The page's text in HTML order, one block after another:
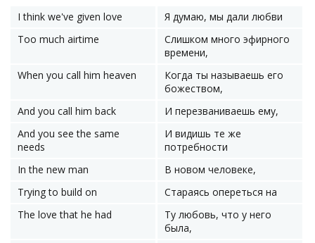
I think we've given love
Я думаю, мы дали любви
Too much airtime
Слишком много эфирного
времени,
When you call him heaven
Когда ты называешь его
божеством,
And you call him back
И перезваниваешь ему,
And you see the same
needs
И видишь те же
потребности
In the new man
В новом человеке,
Trying to build on
Стараясь опереться на
The love that he had
Ту любовь, что у него
была,